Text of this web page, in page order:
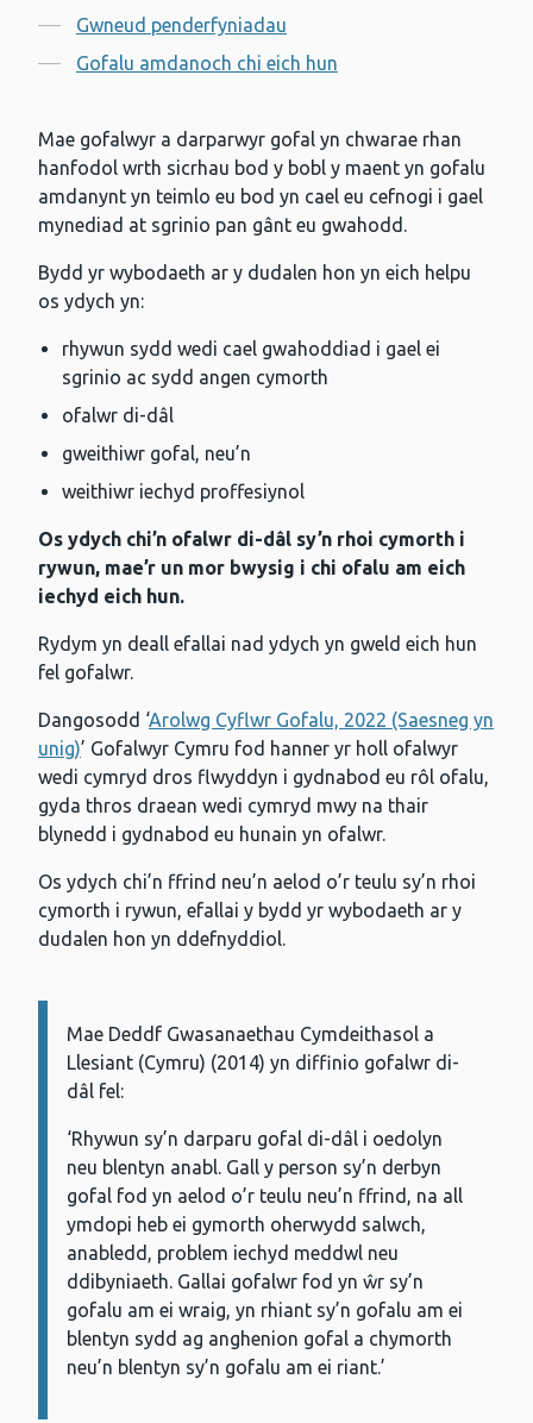
Gwneud penderfyniadau
Gofalu amdanoch chi eich hun
Mae gofalwyr a darparwyr gofal yn chwarae rhan
hanfodol wrth sicrhau bod y bobl y maent yn gofalu
amdanynt yn teimlo eu bod yn cael eu cefnogi i gael
mynediad at sgrinio pan gânt eu gwahodd.
Bydd yr wybodaeth ar y dudalen hon yn eich helpu
os ydych yn:
rhywun sydd wedi cael gwahoddiad i gael ei
sgrinio ac sydd angen cymorth
ofalwr di-dâl
gweithiwr gofal, neu’n
weithiwr iechyd proffesiynol
Os ydych chi’n ofalwr di-dâl sy’n rhoi cymorth i
rywun, mae’r un mor bwysig i chi ofalu am eich
iechyd eich hun.
Rydym yn deall efallai nad ydych yn gweld eich hun
fel gofalwr.
Dangosodd ‘Arolwg Cyflwr Gofalu, 2022 (Saesneg yn
unig)’ Gofalwyr Cymru fod hanner yr holl ofalwyr
wedi cymryd dros flwyddyn i gydnabod eu rôl ofalu,
gyda thros draean wedi cymryd mwy na thair
blynedd i gydnabod eu hunain yn ofalwr.
Os ydych chi’n ffrind neu’n aelod o’r teulu sy’n rhoi
cymorth i rywun, efallai y bydd yr wybodaeth ar y
dudalen hon yn ddefnyddiol.
Gwybodaeth:
Mae Deddf Gwasanaethau Cymdeithasol a
Llesiant (Cymru) (2014) yn diffinio gofalwr di-
dâl fel:
‘Rhywun sy’n darparu gofal di-dâl i oedolyn
neu blentyn anabl. Gall y person sy’n derbyn
gofal fod yn aelod o’r teulu neu’n ffrind, na all
ymdopi heb ei gymorth oherwydd salwch,
anabledd, problem iechyd meddwl neu
ddibyniaeth. Gallai gofalwr fod yn ŵr sy’n
gofalu am ei wraig, yn rhiant sy’n gofalu am ei
blentyn sydd ag anghenion gofal a chymorth
neu’n blentyn sy’n gofalu am ei riant.’